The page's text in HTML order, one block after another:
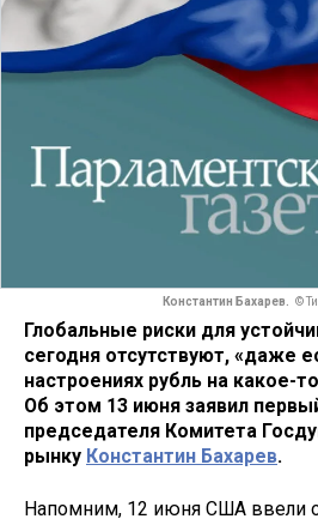
Константин Бахарев. ©
Глобальные риски для
сегодня отсутствуют, «даже
настроениях рубль на какое-
Об этом 13 июня заявил
председателя Комитета
рынку Константин Бахарев.
Напомним, 12 июня США ввели